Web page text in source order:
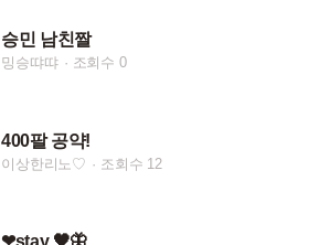
승민 남친짤
밍승땨땨 조회수 0
400팔 공약!
이상한리노♡ 조회수 12